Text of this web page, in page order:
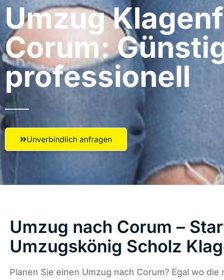
Umzug
Corum:
professionell​
Unverbindlich anfragen
Umzug nach Corum –
Umzugskönig Scholz
Planen Sie einen Umzug nach Corum? Egal wo die